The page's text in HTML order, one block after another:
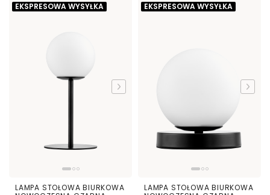
EKSPRESOWA WYSYŁKA
LAMPA STOŁOWA BIURKOWA
EKSPRESOWA WYSYŁKA
LAMPA STOŁOWA BIURKOWA